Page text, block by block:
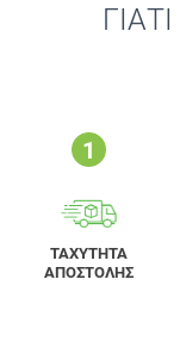
ΓΙΑΤΙ
ΤΑΧΥΤΗΤΑ
ΑΠΟΣΤΟΛΗΣ